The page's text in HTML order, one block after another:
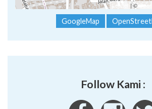
Leaflet | ©
GoogleMap
Follow Kami :